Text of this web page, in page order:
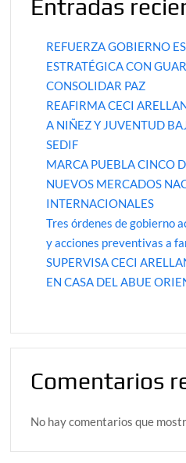
Entradas
REFUERZA GOBIERNO
ESTRATÉGICA CON
CONSOLIDAR PAZ
REAFIRMA CECI
A NIÑEZ Y JUVENTUD
SEDIF
MARCA PUEBLA CINCO
NUEVOS MERCADOS
INTERNACIONALES
Tres órdenes de gobierno
y acciones preventivas a
SUPERVISA CECI
EN CASA DEL ABUE
Comentarios
No hay comentarios que